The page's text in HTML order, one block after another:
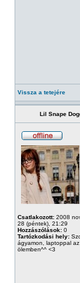
Vissza a tetejére
Lil Snape
Csatlakozott: 2008
28 (péntek), 21:29
Hozzászólások: 0
Tartózkodási hely:
ágyamon, laptoppal az
ölemben^^ <3